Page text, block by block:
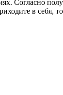
Согласно
в